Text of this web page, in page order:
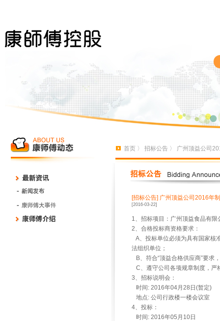
首页 〉 招标公告 〉 广州顶益公司
[招标公告] 广州顶益公司2016年
[2016-03-22]
1、招标项目：广州顶益食品有
2、合格投标商资格要求：
A、投标单位必须为具有国家核
法组织单位；
B、符合“顶益合格供应商”要求
C、遵守公司各项规章制度，严
3、招标说明会：
时间: 2016年04月28日(暂定)
地点: 公司行政楼一楼会议室
4、投标：
时间: 2016年05月10日